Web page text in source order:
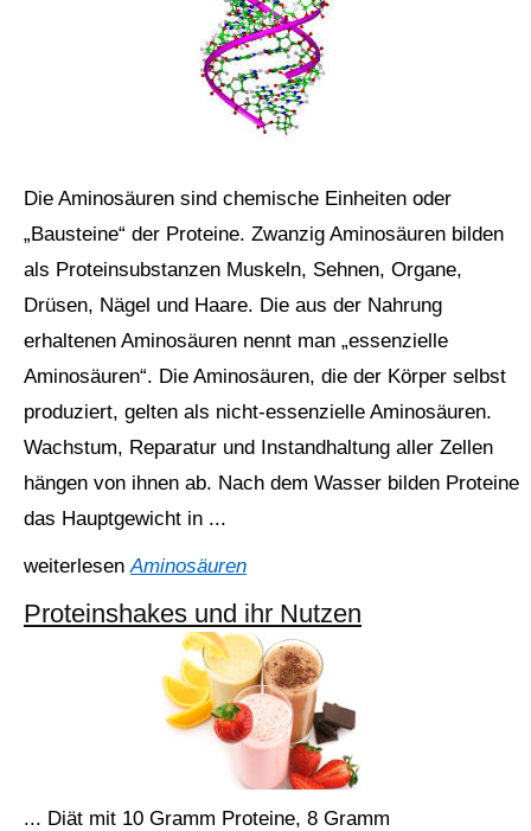
Die Aminosäuren sind chemische Einheiten oder
„Bausteine“ der Proteine. Zwanzig Aminosäuren bilden
als Proteinsubstanzen Muskeln, Sehnen, Organe,
Drüsen, Nägel und Haare. Die aus der Nahrung
erhaltenen Aminosäuren nennt man „essenzielle
Aminosäuren“. Die Aminosäuren, die der Körper selbst
produziert, gelten als nicht-essenzielle Aminosäuren.
Wachstum, Reparatur und Instandhaltung aller Zellen
hängen von ihnen ab. Nach dem Wasser bilden Proteine
das Hauptgewicht in ...
weiterlesenAminosäuren
Proteinshakes und ihr Nutzen
... Diät mit 10 Gramm Proteine, 8 Gramm